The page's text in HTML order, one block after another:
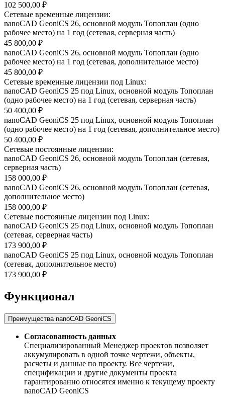
102 500,00 ₽
Сетевые временные лицензии:
nanoCAD GeoniCS 26, основной модуль Топоплан (одно
рабочее место) на 1 год (сетевая, серверная часть)
45 800,00 ₽
nanoCAD GeoniCS 26, основной модуль Топоплан (одно
рабочее место) на 1 год (сетевая, дополнительное место)
45 800,00 ₽
Сетевые временные лицензии под Linux:
nanoCAD GeoniCS 25 под Linux, основной модуль Топоплан
(одно рабочее место) на 1 год (сетевая, серверная часть)
50 400,00 ₽
nanoCAD GeoniCS 25 под Linux, основной модуль Топоплан
(одно рабочее место) на 1 год (сетевая, дополнительное место)
50 400,00 ₽
Сетевые постоянные лицензии:
nanoCAD GeoniCS 26, основной модуль Топоплан (сетевая,
серверная часть)
158 000,00 ₽
nanoCAD GeoniCS 26, основной модуль Топоплан (сетевая,
дополнительное место)
158 000,00 ₽
Сетевые постоянные лицензии под Linux:
nanoCAD GeoniCS 25 под Linux, основной модуль Топоплан
(сетевая, серверная часть)
173 900,00 ₽
nanoCAD GeoniCS 25 под Linux, основной модуль Топоплан
(сетевая, дополнительное место)
173 900,00 ₽
Функционал
Преимущества nanoCAD GeoniCS
Согласованность данных
Специализированный Менеджер проектов позволяет
аккумулировать в одной точке чертежи, объекты,
расчеты и данные по проекту. Все чертежи,
спецификации и другие документы проекта
гарантированно относятся именно к текущему проекту
nanoCAD GeoniCS